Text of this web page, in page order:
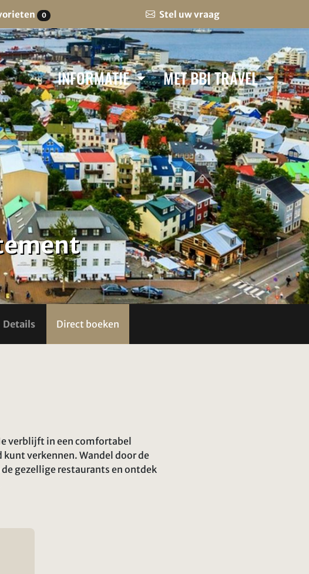
0 Stel uw vraag
INFORMATIE MET BBI TRAVEL
Details Direct boeken
verblijft in een comfortabel
verkennen. Wandel door de
gezellige restaurants en ontdek